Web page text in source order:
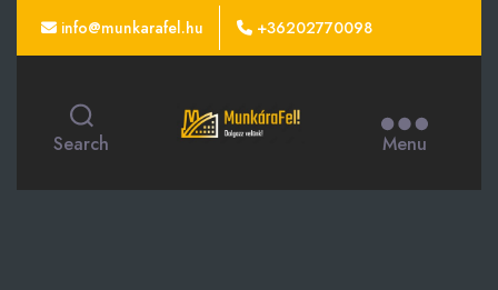
info@munkarafel.hu +36202770098
Search
-
Menu